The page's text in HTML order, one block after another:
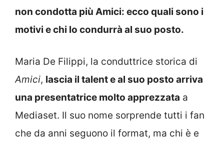
non condotta più Amici: ecco quali sono i
motivi e chi lo condurrà al suo posto.
Maria De Filippi, la conduttrice storica di
Amici, lascia il talent e al suo posto arriva
una presentatrice molto apprezzata a
Mediaset. Il suo nome sorprende tutti i fan
che da anni seguono il format, ma chi è e